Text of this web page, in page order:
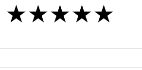
★
★★
★★★
★★★★
★★★★★